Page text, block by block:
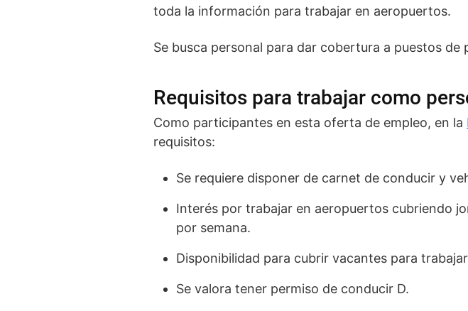
toda la información para trabajar en aeropuertos.
Se busca personal para dar cobertura a puestos de
Requisitos para trabajar como
Como participantes en esta oferta de empleo, en la
requisitos:
Se requiere disponer de carnet de conducir y
Interés por trabajar en aeropuertos cubriendo
por semana.
Disponibilidad para cubrir vacantes para
Se valora tener permiso de conducir D.